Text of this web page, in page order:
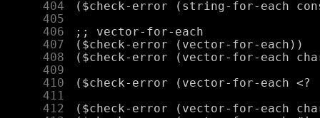
    404
    405
    406
    407
    408
    409
    410
    411
    412